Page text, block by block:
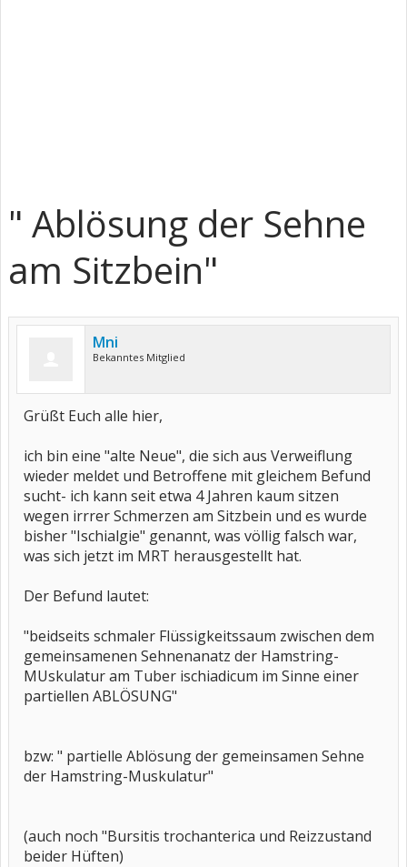
" Ablösung der Sehne
am Sitzbein"
Mni
Bekanntes Mitglied
Grüßt Euch alle hier,
ich bin eine "alte Neue", die sich aus Verweiflung
wieder meldet und Betroffene mit gleichem Befund
sucht- ich kann seit etwa 4 Jahren kaum sitzen
wegen irrrer Schmerzen am Sitzbein und es wurde
bisher "Ischialgie" genannt, was völlig falsch war,
was sich jetzt im MRT herausgestellt hat.
Der Befund lautet:
"beidseits schmaler Flüssigkeitssaum zwischen dem
gemeinsamenen Sehnenanatz der Hamstring-
MUskulatur am Tuber ischiadicum im Sinne einer
partiellen ABLÖSUNG"
bzw: " partielle Ablösung der gemeinsamen Sehne
der Hamstring-Muskulatur"
(auch noch "Bursitis trochanterica und Reizzustand
beider Hüften)